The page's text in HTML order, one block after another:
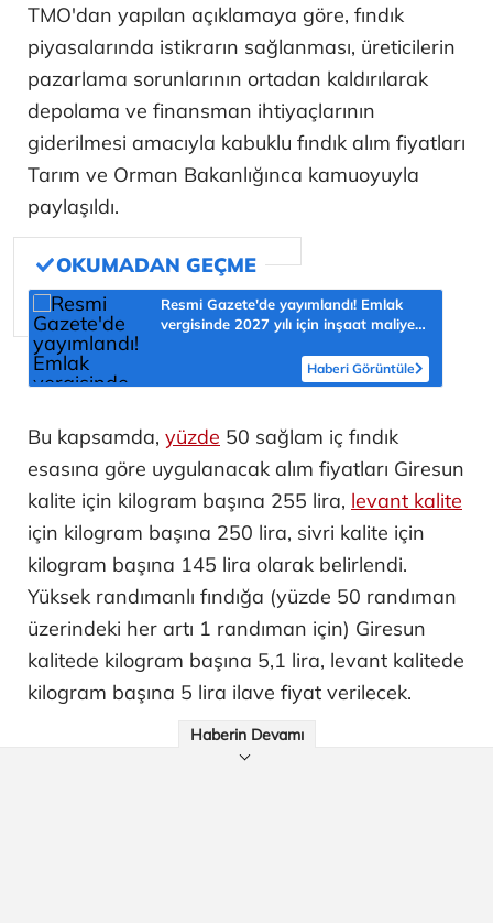
TMO'dan yapılan açıklamaya göre, fındık
piyasalarında istikrarın sağlanması, üreticilerin
pazarlama sorunlarının ortadan kaldırılarak
depolama ve finansman ihtiyaçlarının
giderilmesi amacıyla kabuklu fındık alım fiyatları
Tarım ve Orman Bakanlığınca kamuoyuyla
paylaşıldı.
Resmi Gazete'de yayımlandı! Emlak
vergisinde 2027 yılı için inşaat maliyet
Haberi Görüntüle
Bu kapsamda, yüzde 50 sağlam iç fındık
esasına göre uygulanacak alım fiyatları Giresun
kalite için kilogram başına 255 lira, levant kalite
için kilogram başına 250 lira, sivri kalite için
kilogram başına 145 lira olarak belirlendi.
Yüksek randımanlı fındığa (yüzde 50 randıman
üzerindeki her artı 1 randıman için) Giresun
kalitede kilogram başına 5,1 lira, levant kalitede
kilogram başına 5 lira ilave fiyat verilecek.
Haberin Devamı